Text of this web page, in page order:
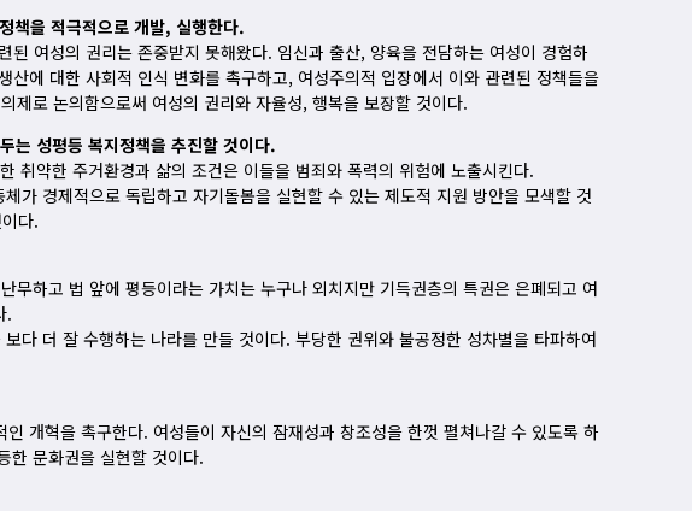
책을 적극적으로 개발, 실행한다.
여성의 권리는 존중받지 못해왔다. 임신과 출산, 양육을 전담하는 여성이 경험하
에 대한 사회적 인식 변화를 촉구하고, 여성주의적 입장에서 이와 관련된 정책들을
제로 논의함으로써 여성의 권리와 자율성, 행복을 보장할 것이다.
는 성평등 복지정책을 추진할 것이다.
취약한 주거환경과 삶의 조건은 이들을 범죄와 폭력의 위험에 노출시킨다.
가 경제적으로 독립하고 자기돌봄을 실현할 수 있는 제도적 지원 방안을 모색할 것
다.
하고 법 앞에 평등이라는 가치는 누구나 외치지만 기득권층의 특권은 은폐되고 여
.
다 더 잘 수행하는 나라를 만들 것이다. 부당한 권위와 불공정한 성차별을 타파하여
개혁을 촉구한다. 여성들이 자신의 잠재성과 창조성을 한껏 펼쳐나갈 수 있도록 하
한 문화권을 실현할 것이다.